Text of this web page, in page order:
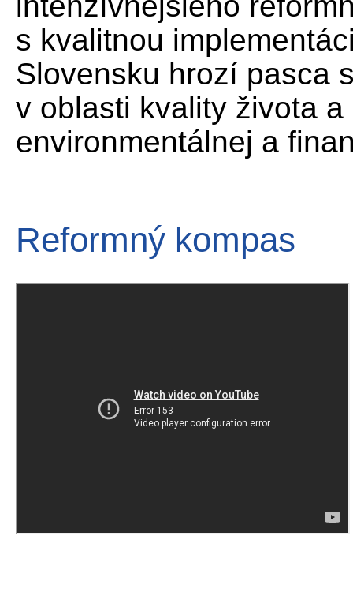
s kvalitnou
Slovensku hrozí pasca
v oblasti kvality života
environmentálnej a
Reformný kompas